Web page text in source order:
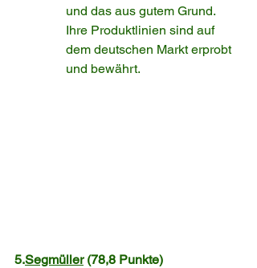
und das aus gutem Grund.
Ihre Produktlinien sind auf
dem deutschen Markt erprobt
und bewährt.
5.Segmüller (78,8 Punkte)